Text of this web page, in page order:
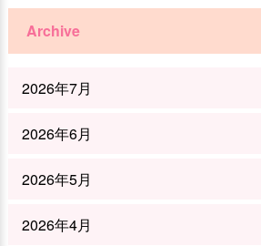
Archive
2026年7月
2026年6月
2026年5月
2026年4月